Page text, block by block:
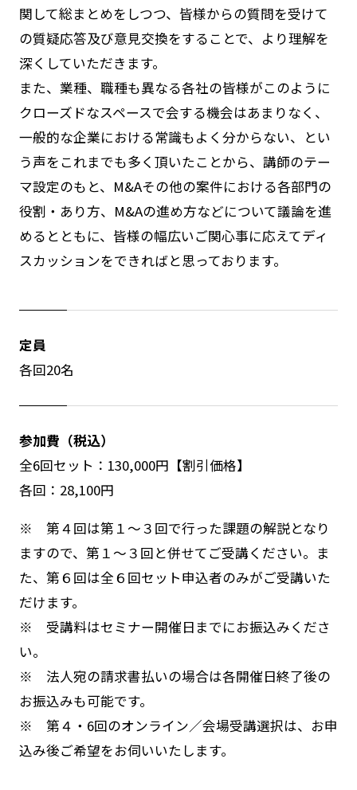
関して総まとめをしつつ、皆様からの質問を受けて
の質疑応答及び意見交換をすることで、より理解を
深くしていただきます。
また、業種、職種も異なる各社の皆様がこのように
クローズドなスペースで会する機会はあまりなく、
一般的な企業における常識もよく分からない、とい
う声をこれまでも多く頂いたことから、講師のテー
マ設定のもと、M&Aその他の案件における各部門の
役割・あり方、M&Aの進め方などについて議論を進
めるとともに、皆様の幅広いご関心事に応えてディ
スカッションをできればと思っております。
定員
各回20名
参加費（税込）
全6回セット：130,000円【割引価格】
各回：28,100円
※ 第４回は第１～３回で行った課題の解説となり
ますので、第１～３回と併せてご受講ください。ま
た、第６回は全６回セット申込者のみがご受講いた
だけます。
※ 受講料はセミナー開催日までにお振込みくださ
い。
※ 法人宛の請求書払いの場合は各開催日終了後の
お振込みも可能です。
※ 第４・6回のオンライン／会場受講選択は、お申
込み後ご希望をお伺いいたします。